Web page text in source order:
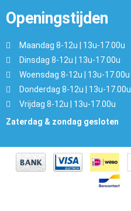
Openingstijden
Maandag 8-12u | 13u-17.00u
Dinsdag 8-12u | 13u-17.00u
Woensdag 8-12u | 13u-17.00u
Donderdag 8-12u | 13u-17.00u
Vrijdag 8-12u | 13u-17.00u
Zaterdag & zondag gesloten